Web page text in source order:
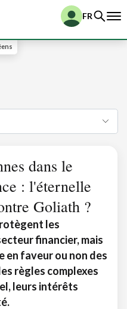
FR
dans le
: l'éternelle
Goliath ?
les
financier, mais
en faveur ou non des
règles complexes
leurs intérêts